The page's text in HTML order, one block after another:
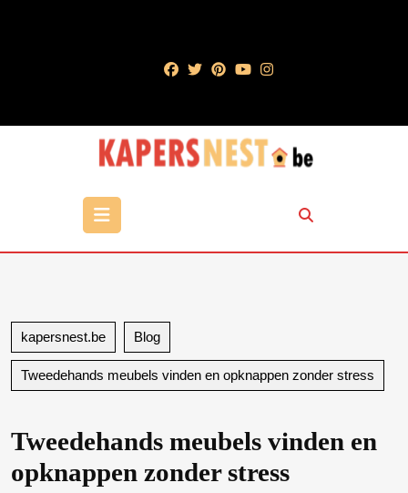
Open
kapersnest.be Blog
Tweedehands meubels vinden en opknappen zonder stress
Tweedehands meubels vinden en
opknappen zonder stress